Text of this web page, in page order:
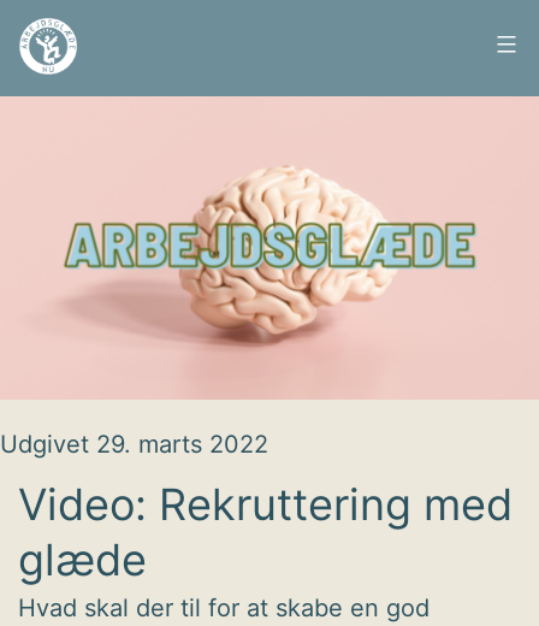
Fortsæt
Arbejdsglæde
Udgivet 29. marts 2022
Video: Rekruttering med
glæde
Hvad skal der til for at skabe en god